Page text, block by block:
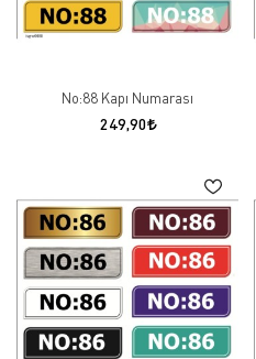
No:88 Kapı Numarası
249,90